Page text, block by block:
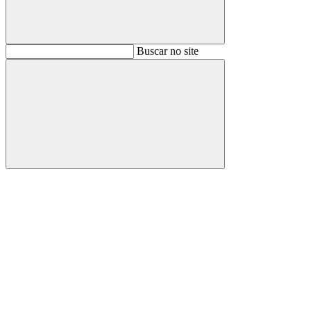
BuscarBuscar no site
Buscar